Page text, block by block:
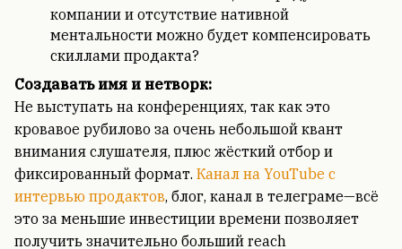
компании и отсутствие нативной
ментальности можно будет компенсировать
скиллами продакта?
Создавать имя и нетворк:
Не выступать на конференциях, так как это
кровавое рубилово за очень небольшой квант
внимания слушателя, плюс жёсткий отбор и
фиксированный формат. Канал на YouTube с
интервью продактов, блог, канал в телеграме—всё
это за меньшие инвестиции времени позволяет
получить значительно больший reach